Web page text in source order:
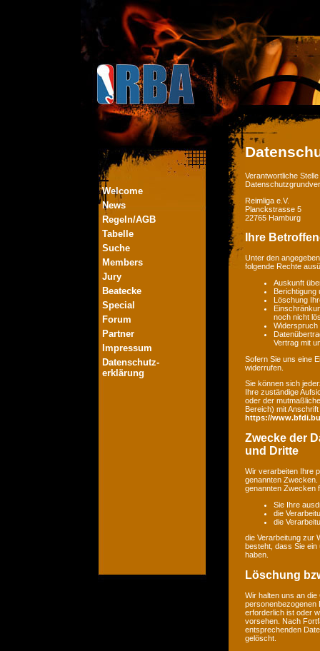
Welcome
News
Regeln/AGB
Tabelle
Suche
Members
Jury
Beatecke
Special
Forum
Partner
Impressum
Datenschutz-
erklärung
Verantwortliche
Reimliga e.V.
Planckstrasse 5
22765 Hamburg
Ihre
Unter den
folgende Rechte
Auskunft
Berichtigung
Löschung
noch nicht
Widerspruch
Vertrag mit
Sofern Sie uns eine
widerrufen.
Sie können sich
Ihre zuständige
oder der
Bereich) mit
https://
Zwecke der
und Dritte
Wir verarbeiten Ihre
genannten
genannten Zwecken
Sie Ihre
die
die
die Verarbeitung zur
besteht, dass Sie
haben.
Löschung
Wir halten uns an
personenbezogenen
erforderlich ist oder
vorsehen. Nach
entsprechenden
gelöscht.